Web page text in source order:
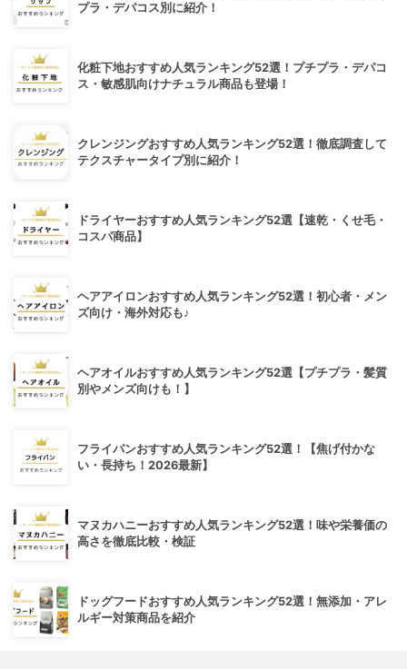
プラ・デパコス別に紹介！
化粧下地おすすめ人気ランキング52選！プチプラ・デパコ
ス・敏感肌向けナチュラル商品も登場！
クレンジングおすすめ人気ランキング52選！徹底調査して
テクスチャータイプ別に紹介！
ドライヤーおすすめ人気ランキング52選【速乾・くせ毛・
コスパ商品】
ヘアアイロンおすすめ人気ランキング52選！初心者・メン
ズ向け・海外対応も♪
ヘアオイルおすすめ人気ランキング52選【プチプラ・髪質
別やメンズ向けも！】
フライパンおすすめ人気ランキング52選！【焦げ付かな
い・長持ち！2026最新】
マヌカハニーおすすめ人気ランキング52選！味や栄養価の
高さを徹底比較・検証
ドッグフードおすすめ人気ランキング52選！無添加・アレ
ルギー対策商品を紹介